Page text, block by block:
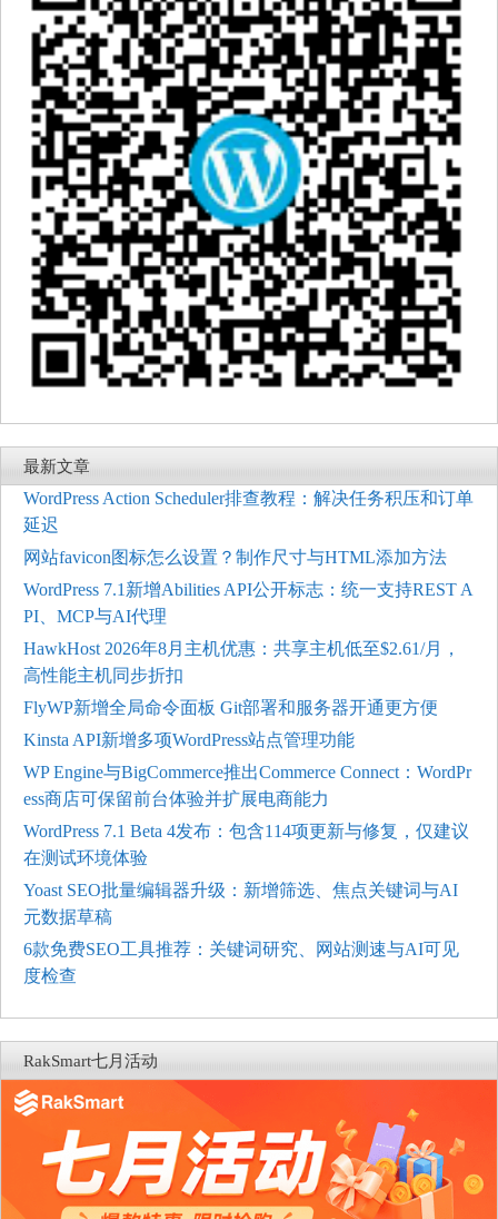
最新文章
WordPress Action Scheduler排查教程：解决任务积压和订单
延迟
网站favicon图标怎么设置？制作尺寸与HTML添加方法
WordPress 7.1新增Abilities API公开标志：统一支持REST A
PI、MCP与AI代理
HawkHost 2026年8月主机优惠：共享主机低至$2.61/月，
高性能主机同步折扣
FlyWP新增全局命令面板 Git部署和服务器开通更方便
Kinsta API新增多项WordPress站点管理功能
WP Engine与BigCommerce推出Commerce Connect：WordPr
ess商店可保留前台体验并扩展电商能力
WordPress 7.1 Beta 4发布：包含114项更新与修复，仅建议
在测试环境体验
Yoast SEO批量编辑器升级：新增筛选、焦点关键词与AI
元数据草稿
6款免费SEO工具推荐：关键词研究、网站测速与AI可见
度检查
RakSmart七月活动